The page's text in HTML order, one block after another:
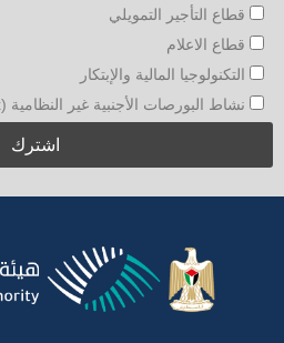
قطاع التأجير التمويلي
قطاع الاعلام
التكنولوجيا المالية والإبتكار
نشاط البورصات الأجنبية غير النظامية (Forex)